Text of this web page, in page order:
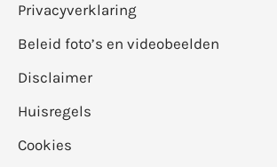
Privacyverklaring
Beleid foto’s en videobeelden
Disclaimer
Huisregels
Cookies